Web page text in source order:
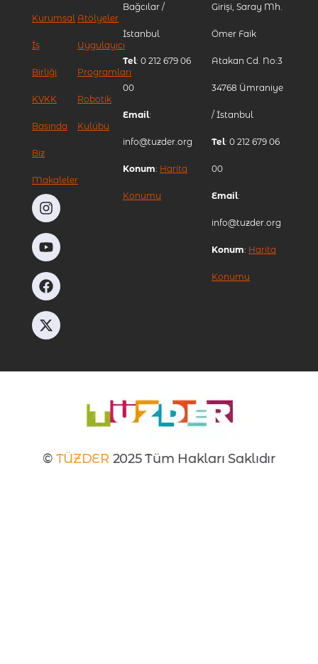
Kurumsal
İş
Birliği
KVKK
Basında
Biz
Makaleler
Atölyeler
Uygulayıcı
Programları
Robotik
Kulübü
Bağcılar /
İstanbul
Tel: 0 212 679 06
00
Email:
info@tuzder.org
Konum: Harita
Konumu
Girişi, Saray Mh.
Ömer Faik
Atakan Cd. No:3
34768 Ümraniye
/ İstanbul
Tel: 0 212 679 06
00
Email:
info@tuzder.org
Konum: Harita
Konumu
© TÜZDER 2025 Tüm Hakları Saklıdır